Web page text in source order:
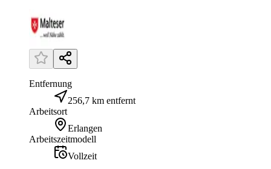
Entfernung
256,7 km entfernt
Arbeitsort
Erlangen
Arbeitszeitmodell
Vollzeit